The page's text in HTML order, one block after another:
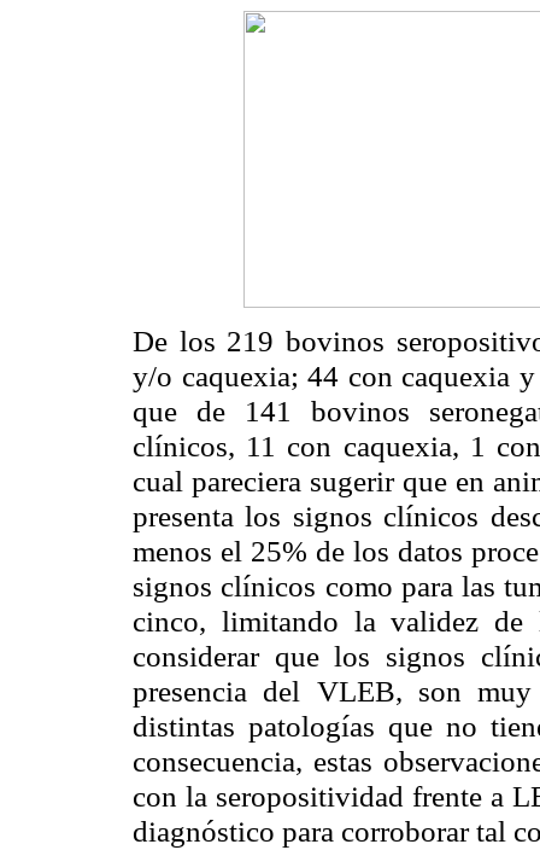
De los 219 bovinos
y/o caquexia; 44 con caquexia
que de 141 bovinos
clínicos, 11 con caquexia, 1
cual pareciera sugerir que en
presenta los signos clínicos
menos el 25% de los datos
signos clínicos como para las
cinco, limitando la validez de
considerar que los signos
presencia del VLEB, son muy
distintas patologías que no
consecuencia, estas
con la seropositividad frente a
diagnóstico para corroborar tal